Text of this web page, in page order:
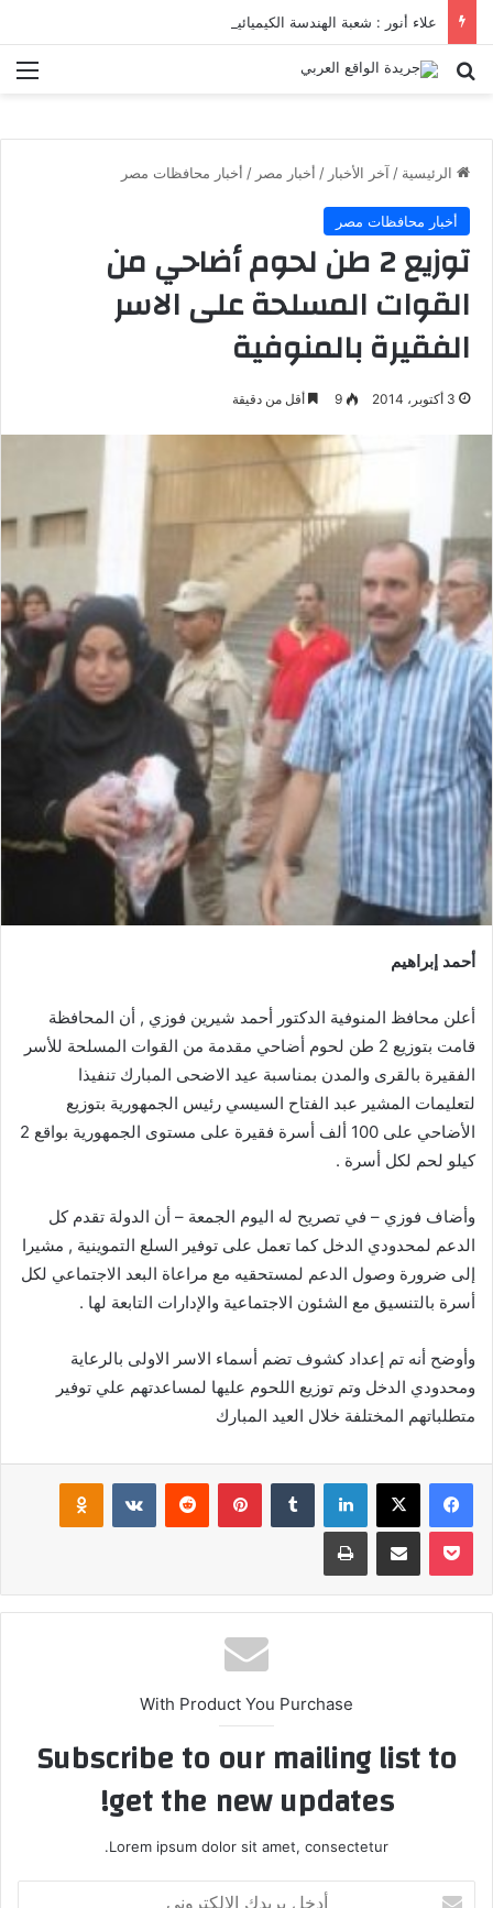
بحث عن
الرئيسية / آخر الأخبار / أخبار مصر / أخبار محافظات مصر
أخبار محافظات مصر
توزيع 2 طن لحوم أضاحي من
القوات المسلحة على الاسر
الفقيرة بالمنوفية
3 أكتوبر، 2014 9 أقل من دقيقة
أحمد إبراهيم
أعلن محافظ المنوفية الدكتور أحمد شيرين فوزي , أن المحافظة
قامت بتوزيع 2 طن لحوم أضاحي مقدمة من القوات المسلحة للأسر
الفقيرة بالقرى والمدن بمناسبة عيد الاضحى المبارك تنفيذا
لتعليمات المشير عبد الفتاح السيسي رئيس الجمهورية بتوزيع
الأضاحي على 100 ألف أسرة فقيرة على مستوى الجمهورية بواقع 2
كيلو لحم لكل أسرة .
وأضاف فوزي – في تصريح له اليوم الجمعة – أن الدولة تقدم كل
الدعم لمحدودي الدخل كما تعمل على توفير السلع التموينية , مشيرا
إلى ضرورة وصول الدعم لمستحقيه مع مراعاة البعد الاجتماعي لكل
أسرة بالتنسيق مع الشئون الاجتماعية والإدارات التابعة لها .
وأوضح أنه تم إعداد كشوف تضم أسماء الاسر الاولى بالرعاية
ومحدودي الدخل وتم توزيع اللحوم عليها لمساعدتهم علي توفير
متطلباتهم المختلفة خلال العيد المبارك
فيسبوك ‫X لينكدإن بينتيريست
‫Pocket مشاركة عبر البريد طباعة
With Product You Purchase
Subscribe to our mailing list to
get the new updates!
Lorem ipsum dolor sit amet, consectetur.